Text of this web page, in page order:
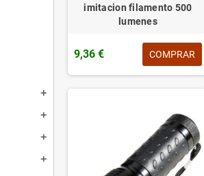
add
add
add
add
imitacion filamento 500
lumenes
9,36 € COMPRAR